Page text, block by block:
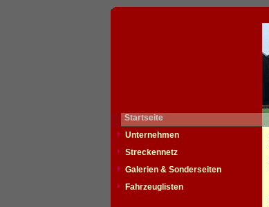
Startseite
Unternehmen
Streckennetz
Galerien & Sonderseiten
Fahrzeuglisten